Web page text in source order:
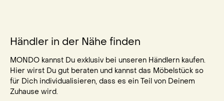
Händler in der Nähe finden
MONDO kannst Du exklusiv bei unseren Händlern kaufen.
Hier wirst Du gut beraten und kannst das Möbelstück so
für Dich individualisieren, dass es ein Teil von Deinem
Zuhause wird.